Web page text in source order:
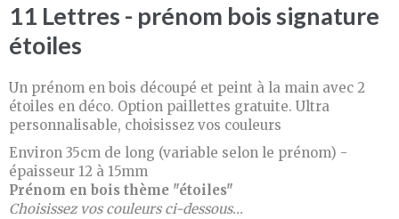
11 Lettres - prénom bois signature
étoiles
Un prénom en bois découpé et peint à la main avec 2
étoiles en déco. Option paillettes gratuite. Ultra
personnalisable, choisissez vos couleurs
Environ 35cm de long (variable selon le prénom) -
épaisseur 12 à 15mm
Prénom en bois thème "étoiles"
Choisissez vos couleurs ci-dessous...